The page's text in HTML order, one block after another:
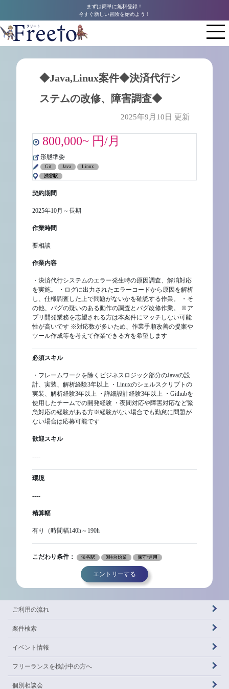
まずは簡単に無料登録！
今すぐ新しい冒険を始めよう！
◆Java,Linux案件◆決済代行シ
ステムの改修、障害調査◆
2025年9月10日 更新
800,000~ 円/月
形態準委
Git Java
Linux
渋谷駅
契約期間
2025年10月～長期
作業時間
要相談
作業内容
・決済代行システムのエラー発生時の原因調査、解消対応
を実施。 ・ログに出力されたエラーコードから原因を解析
し、仕様調査した上で問題がないかを確認する作業。 ・そ
の他、バグの疑いのある動作の調査とバグ改修作業。 ※ア
プリ開発業務を志望される方は本案件にマッチしない可能
性が高いです ※対応数が多いため、作業手順改善の提案や
ツール作成等を考えて作業できる方を希望します
必須スキル
・フレームワークを除くビジネスロジック部分のJavaの設
計、実装、解析経験3年以上 ・Linuxのシェルスクリプトの
実装、解析経験3年以上 ・詳細設計経験3年以上 ・Githubを
使用したチームでの開発経験 ・夜間対応や障害対応など緊
急対応の経験がある方※経験がない場合でも勤怠に問題が
ない場合は応募可能です
歓迎スキル
----
環境
----
精算幅
有り（時間幅140h～190h
こだわり条件： 渋谷駅 9時台始業 保守/運用
エントリーする
ご利用の流れ
案件検索
イベント情報
フリーランスを検討中の方へ
個別相談会